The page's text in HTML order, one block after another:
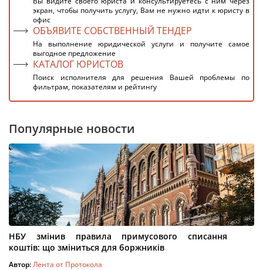
экран, чтобы получить услугу, Вам не нужно идти к юристу в
офис
ОБЪЯВИТЕ СОБСТВЕННЫЙ ТЕНДЕР
На выполнение юридической услуги и получите самое
выгодное предложение
КАТАЛОГ ЮРИСТОВ
Поиск исполнителя для решения Вашей проблемы по
фильтрам, показателям и рейтингу
Популярные новости
НБУ змінив правила примусового списання
коштів: що зміниться для боржників
Автор:Лента от Протокола